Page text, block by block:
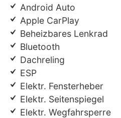
Android Auto
Apple CarPlay
Beheizbares Lenkrad
Bluetooth
Dachreling
ESP
Elektr. Fensterheber
Elektr. Seitenspiegel
Elektr. Wegfahrsperre